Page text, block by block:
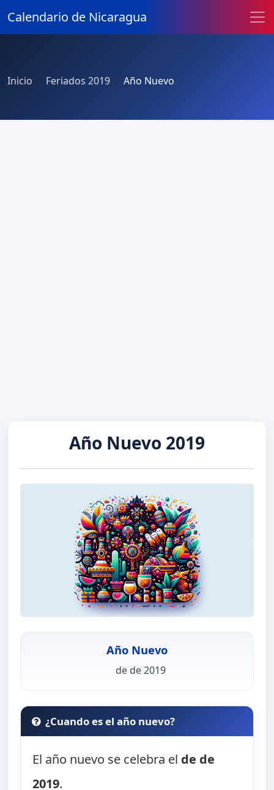
Calendario de Nicaragua
Inicio Feriados 2019 Año Nuevo
Año Nuevo 2019
Año Nuevo
de de 2019
¿Cuando es el año nuevo?
El año nuevo se celebra el de de
2019.